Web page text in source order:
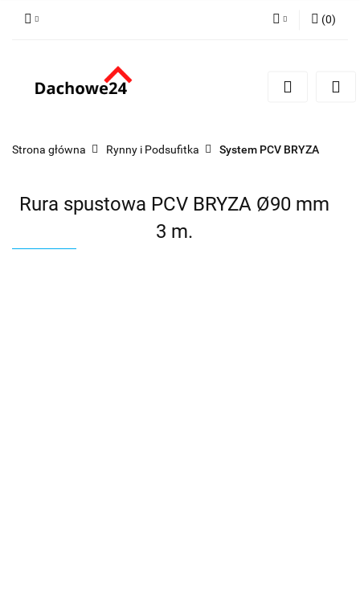
Zarejestruj się
(0)
Strona główna Rynny i Podsufitka System PCV BRYZA
Rura spustowa PCV BRYZA Ø90 mm
3 m.